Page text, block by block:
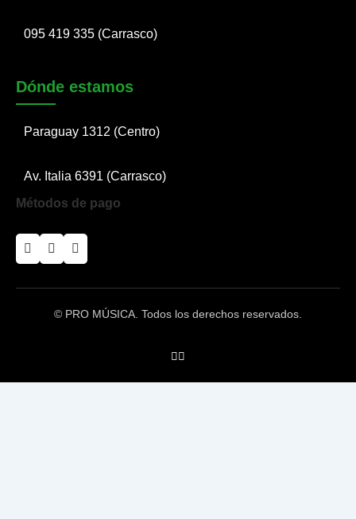
095 419 335 (Carrasco)
Dónde estamos
Paraguay 1312 (Centro)
Av. Italia 6391 (Carrasco)
Métodos de pago
© PRO MÚSICA. Todos los derechos reservados.